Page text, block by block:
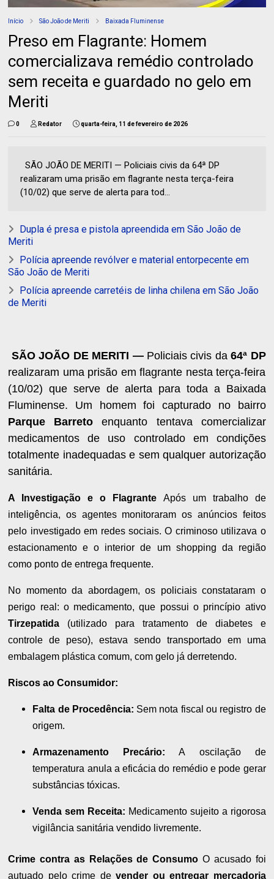
Início São João de Meriti Baixada Fluminense
Preso em Flagrante: Homem
comercializava remédio controlado
sem receita e guardado no gelo em
Meriti
0 Redator quarta-feira, 11 de fevereiro de 2026
SÃO JOÃO DE MERITI — Policiais civis da 64ª DP
realizaram uma prisão em flagrante nesta terça-feira
(10/02) que serve de alerta para tod...
Dupla é presa e pistola apreendida em São João de
Meriti
Polícia apreende revólver e material entorpecente em
São João de Meriti
Polícia apreende carretéis de linha chilena em São João
de Meriti
SÃO JOÃO DE MERITI —Policiais civis da64ª DP
realizaram uma prisão em flagrante nesta terça-feira
(10/02) que serve de alerta para toda a Baixada
Fluminense. Um homem foi capturado no bairro
Parque Barreto enquanto tentava comercializar
medicamentos de uso controlado em condições
totalmente inadequadas e sem qualquer autorização
sanitária.
A Investigação e o Flagrante Após um trabalho de
inteligência, os agentes monitoraram os anúncios feitos
pelo investigado em redes sociais. O criminoso utilizava o
estacionamento e o interior de um shopping da região
como ponto de entrega frequente.
No momento da abordagem, os policiais constataram o
perigo real: o medicamento, que possui o princípio ativo
Tirzepatida (utilizado para tratamento de diabetes e
controle de peso), estava sendo transportado em uma
embalagem plástica comum, com gelo já derretendo.
Riscos ao Consumidor:
Falta de Procedência: Sem nota fiscal ou registro de
origem.
Armazenamento Precário: A oscilação de
temperatura anula a eficácia do remédio e pode gerar
substâncias tóxicas.
Venda sem Receita: Medicamento sujeito a rigorosa
vigilância sanitária vendido livremente.
Crime contra as Relações de Consumo O acusado foi
autuado pelo crime devender ou entregar mercadoria